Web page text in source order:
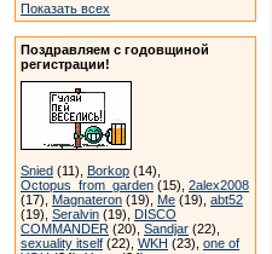
Показать всех
Поздравляем с годовщиной
регистрации!
Snied (11), Borkop (14),
Octopus_from_garden (15), 2alex2008
(17), Magnateron (19), Me (19), abt52
(19), Seralvin (19), DISCO
COMMANDER (20), Sandjar (22),
sexuality itself (22), WKH (23), one of